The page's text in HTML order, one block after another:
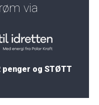
via
og STØTT